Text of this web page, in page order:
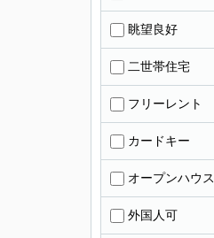
眺望良好
二世帯住宅
フリーレント
カードキー
オープンハウス
外国人可